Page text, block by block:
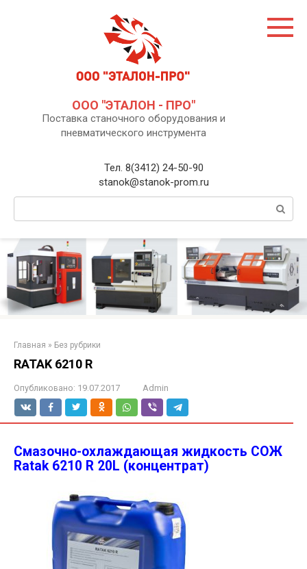
ООО "ЭТАЛОН - ПРО"
Поставка станочного оборудования и
пневматического инструмента
Тел. 8(3412) 24-50-90
stanok@stanok-prom.ru
Главная » Без рубрики
RATAK 6210 R
Опубликовано: 19.07.2017 Admin
Смазочно-охлаждающая жидкость СОЖ
Ratak 6210 R 20L (концентрат)